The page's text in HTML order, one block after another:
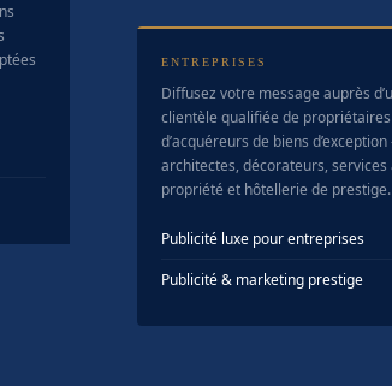
ENTREPRISES
Diffusez votre message auprès
clientèle qualifiée de
d’acquéreurs de biens
architectes, décorateurs, services
propriété et hôtellerie de prestige.
Publicité luxe pour entreprises
Publicité & marketing prestige